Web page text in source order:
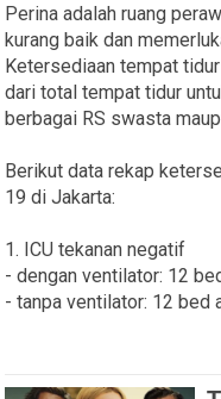
Perina adalah ruang
kurang baik dan
Ketersediaan tempat
dari total tempat tidur
berbagai RS swasta
Berikut data rekap
19 di Jakarta:
1. ICU tekanan negatif
- dengan ventilator: 12
- tanpa ventilator: 12 bed